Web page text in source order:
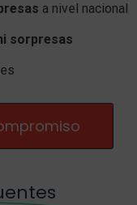
a nivel nacional
sorpresas